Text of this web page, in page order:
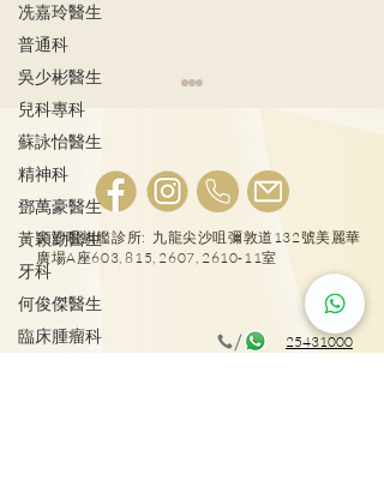
冼嘉玲醫生
普通科
吳少彬醫生
兒科專科
蘇詠怡醫生
精神科
鄧萬豪醫生
黃穎勤醫生
牙科
何俊傑醫生
臨床腫瘤科
隱患!
尖沙咀旗艦診所: 九龍尖沙咀彌敦道132號美麗華
廣場A座603, 815, 2607, 2610-11室
25431000